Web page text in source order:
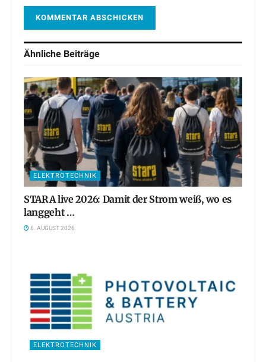
Ähnliche Beiträge
ELEKTROTECHNIK
STARA live 2026: Damit der Strom weiß, wo es
langgeht …
6. AUGUST 2026
ELEKTROTECHNIK